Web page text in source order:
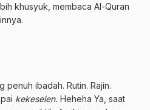
khusyuk, membaca Al-Quran
penuh ibadah. Rutin. Rajin.
kekeselen. Heheha Ya, saat